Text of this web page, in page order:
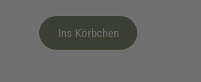
Ins Körbchen